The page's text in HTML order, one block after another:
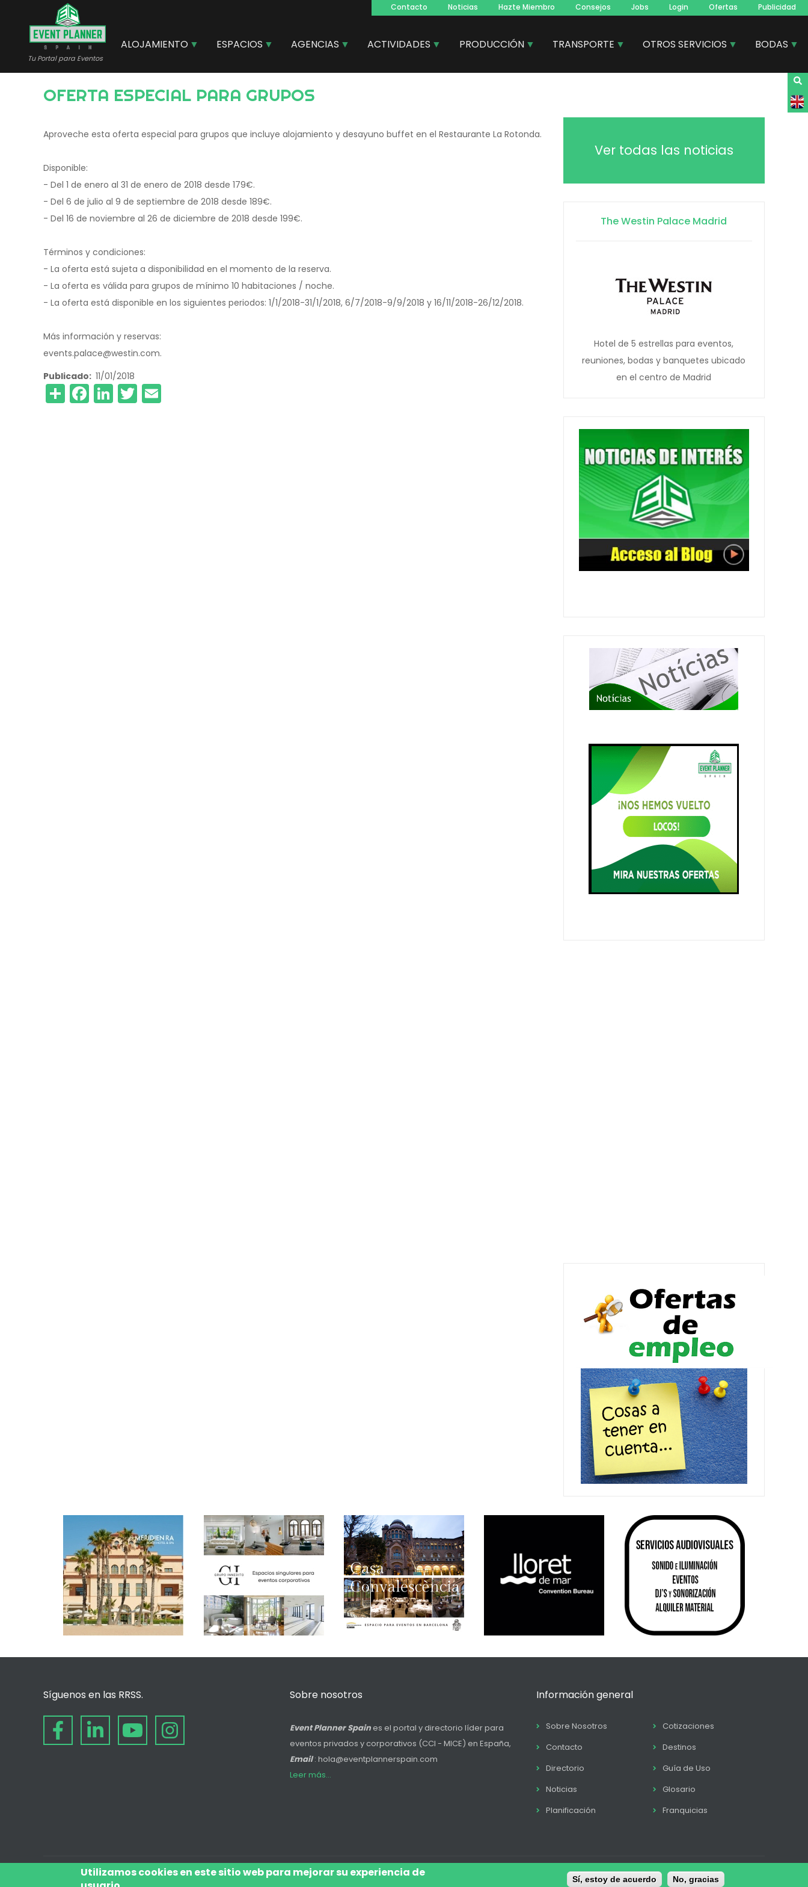
contenido
principal
Tu Portal para Eventos
Navegacion
principal
Contacto Noticias Hazte Miembro Consejos Jobs Login Ofertas Publicidad
ALOJAMIENTO ESPACIOS AGENCIAS ACTIVIDADES PRODUCCIÓN TRANSPORTE OTROS SERVICIOS BODAS
OFERTA ESPECIAL PARA GRUPOS
Aproveche esta oferta especial para grupos que incluye alojamiento y desayuno buffet en el Restaurante La Rotonda.
Disponible:
- Del 1 de enero al 31 de enero de 2018 desde 179€.
- Del 6 de julio al 9 de septiembre de 2018 desde 189€.
- Del 16 de noviembre al 26 de diciembre de 2018 desde 199€.
Términos y condiciones:
- La oferta está sujeta a disponibilidad en el momento de la reserva.
- La oferta es válida para grupos de mínimo 10 habitaciones / noche.
- La oferta está disponible en los siguientes periodos: 1/1/2018-31/1/2018, 6/7/2018-9/9/2018 y 16/11/2018-26/12/2018.
Más información y reservas:
events.palace@westin.com.
Publicado 11/01/2018
ShareFacebook
LinkedIn
Twitter
Ver todas las noticias
The Westin Palace Madrid
Hotel de 5 estrellas para eventos,
reuniones, bodas y banquetes ubicado
en el centro de Madrid
Síguenos en las RRSS. Sobre nosotros
Event Planner Spaines el portal y directorio líder para
eventos privados y corporativos (CCI - MICE) en España,
Email: hola@eventplannerspain.com
Leer más...
Información general
Sobre Nosotros
Cotizaciones
Contacto
Destinos
Directorio
Guía de Uso
Noticias
Glosario
Planificación
Franquicias
Política de Cookies Términos y condiciones
Utilizamos cookies en este sitio web para mejorar su experiencia de
Sí, estoy de acuerdo No, gracias